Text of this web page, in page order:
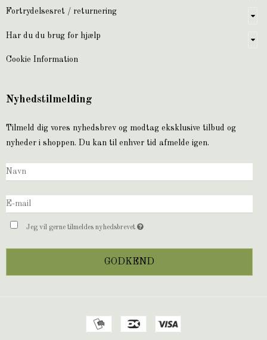
Fortrydelsesret / returnering
Har du du brug for hjælp
Cookie Information
Nyhedstilmelding
Tilmeld dig vores nyhedsbrev og modtag eksklusive tilbud og
nyheder i shoppen. Du kan til enhver tid afmelde igen.
Jeg vil gerne tilmeldes nyhedsbrevet
GODKEND